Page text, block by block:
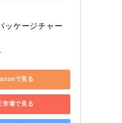
ッケージチャー
で見る
市場で見る